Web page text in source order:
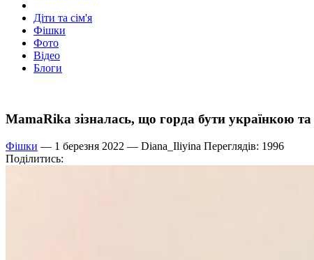
Діти та сім'я
Фішки
Фото
Відео
Блоги
MamaRika зізналась, що горда бути українкою
Фішки — 1 березня 2022 — Diana_Iliyina Переглядів: 1996
Поділитись: